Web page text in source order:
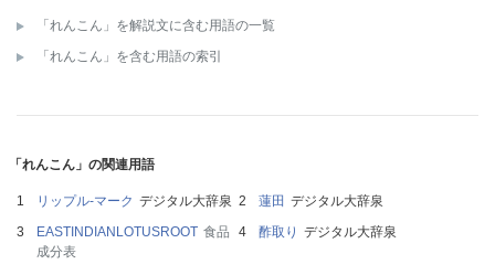
「れんこん」を解説文に含む用語の一覧
「れんこん」を含む用語の索引
「れんこん」の関連用語
リップル‐マーク デジタル大辞泉 蓮田 デジタル大辞泉
EASTINDIANLOTUSROOT 食品
成分表
酢取り デジタル大辞泉